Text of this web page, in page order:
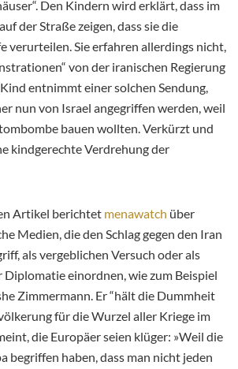
Den Kindern wird erklärt, dass im
der Straße zeigen, dass sie die
verurteilen. Sie erfahren allerdings nicht,
von der iranischen Regierung
entnimmt einer solchen Sendung,
nun von Israel angegriffen werden, weil
bauen wollten. Verkürzt und
kindgerechte Verdrehung der
Artikel berichtet menawatch über
Medien, die den Schlag gegen den Iran
als vergeblichen Versuch oder als
Diplomatie einordnen, wie zum Beispiel
Zimmermann. Er “hält die Dummheit
für die Wurzel aller Kriege im
die Europäer seien klüger: »Weil die
begriffen haben, dass man nicht jeden